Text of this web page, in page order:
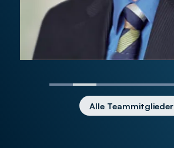
Alle Teammitglieder